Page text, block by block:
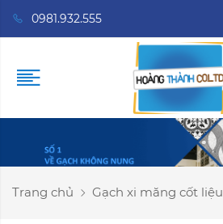
0981.932.555
Trang chủ Gạch xi măng cốt liệu